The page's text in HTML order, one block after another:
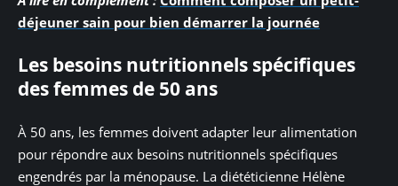
déjeuner sain pour bien démarrer la journée
Les besoins nutritionnels spécifiques
des femmes de 50 ans
À 50 ans, les femmes doivent adapter leur alimentation
pour répondre aux besoins nutritionnels spécifiques
engendrés par la ménopause. La diététicienne Hélène